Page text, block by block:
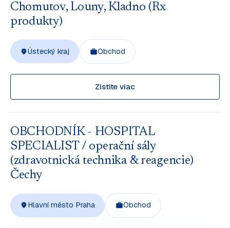
Chomutov, Louny, Kladno (Rx
produkty)
Ústecký kraj Obchod
Zistite viac
OBCHODNÍK - HOSPITAL
SPECIALIST / operační sály
(zdravotnická technika & reagencie)
Čechy
Hlavní město Praha Obchod